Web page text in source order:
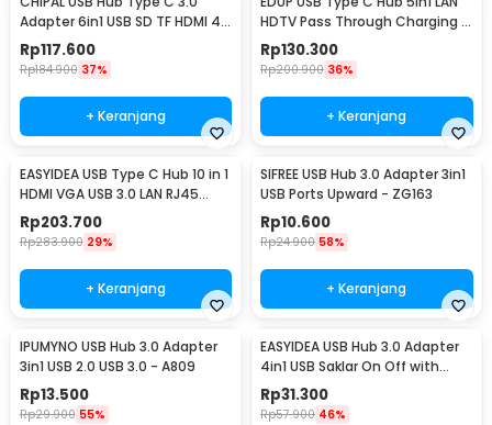
mobil juga didesain sedemikian rupa agar bisa digerakkan, namun
tetap stabil saat digunakan.
Adapter 6in1 USB SD TF HDMI 4K
PD - T62
Rp117.600
Rp184.900 37%
+ Keranjang
HDTV Pass Through Charging -
YC-206
Rp130.300
Rp200.900 36%
+ Keranjang
EASYIDEA USB Type C Hub 10 in 1
HDMI VGA USB 3.0 LAN RJ45
Card Reader - VD76
Rp203.700
Rp283.900 29%
+ Keranjang
SIFREE USB Hub 3.0 Adapter 3in1
USB Ports Upward - ZG163
Rp10.600
Rp24.900 58%
+ Keranjang
IPUMYNO USB Hub 3.0 Adapter
3in1 USB 2.0 USB 3.0 - A809
Rp13.500
Rp29.900 55%
EASYIDEA USB Hub 3.0 Adapter
4in1 USB Saklar On Off with
Power Supply - U9103
Rp31.300
Rp57.900 46%